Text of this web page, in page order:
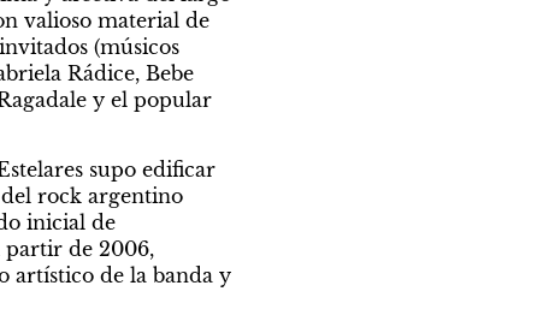
valioso material de
(músicos
Rádice, Bebe
y el popular
supo edificar
del rock argentino
inicial de
partir de 2006,
artístico de la banda y